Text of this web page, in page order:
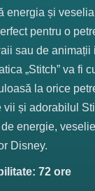
energia și
pentru o
sau de animații
„Stitch” va fi
la orice
și adorabilul
energie,
Disney.
72 ore